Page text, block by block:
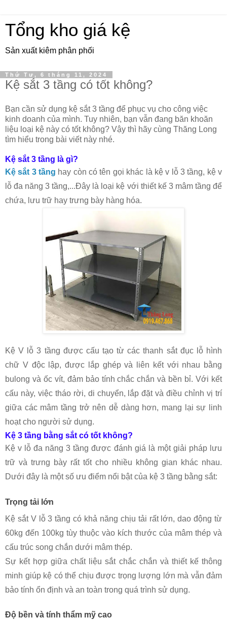
Tổng kho giá kệ
Sản xuất kiêm phân phối
Thứ Tư, 6 tháng 11, 2024
Kệ sắt 3 tầng có tốt không?
Bạn cần sử dụng kệ sắt 3 tầng để phục vụ cho công việc
kinh doanh của mình. Tuy nhiên, bạn vẫn đang băn khoăn
liệu loại kệ này có tốt không? Vậy thì hãy cùng Thăng Long
tìm hiểu trong bài viết này nhé.
Kệ sắt 3 tầng là gì?
Kệ sắt 3 tầng hay còn có tên gọi khác là kệ v lỗ 3 tầng, kệ v
lỗ đa năng 3 tầng,...Đây là loại kệ với thiết kế 3 mâm tầng để
chứa, lưu trữ hay trưng bày hàng hóa.
Kệ V lỗ 3 tầng được cấu tạo từ các thanh sắt đục lỗ hình
chữ V độc lập, được lắp ghép và liên kết với nhau bằng
bulong và ốc vít, đảm bảo tính chắc chắn và bền bỉ. Với kết
cấu này, việc tháo rời, di chuyển, lắp đặt và điều chỉnh vị trí
giữa các mâm tầng trở nên dễ dàng hơn, mang lại sự linh
hoạt cho người sử dụng.
Kệ 3 tầng bằng sắt có tốt không?
Kệ v lỗ đa năng 3 tầng được đánh giá là một giải pháp lưu
trữ và trưng bày rất tốt cho nhiều không gian khác nhau.
Dưới đây là một số ưu điểm nổi bật của kệ 3 tầng bằng sắt:
Trọng tải lớn
Kệ sắt V lỗ 3 tầng có khả năng chịu tải rất lớn, dao động từ
60kg đến 100kg tùy thuộc vào kích thước của mâm thép và
cấu trúc song chắn dưới mâm thép.
Sự kết hợp giữa chất liệu sắt chắc chắn và thiết kế thông
minh giúp kệ có thể chịu được trọng lượng lớn mà vẫn đảm
bảo tính ổn định và an toàn trong quá trình sử dụng.
Độ bền và tính thẩm mỹ cao